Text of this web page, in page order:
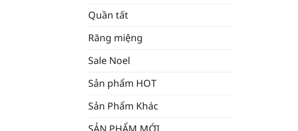
Quần tất
Răng miệng
Sale Noel
Sản phẩm HOT
Sản Phẩm Khác